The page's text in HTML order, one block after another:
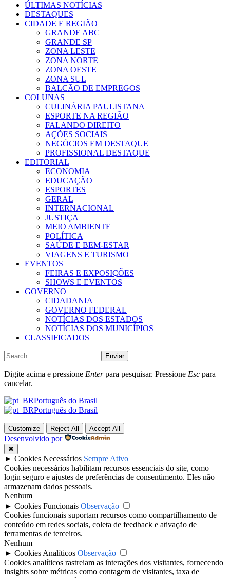
ÚLTIMAS NOTÍCIAS
DESTAQUES
CIDADE E REGIÃO
GRANDE ABC
GRANDE SP
ZONA LESTE
ZONA NORTE
ZONA OESTE
ZONA SUL
BALCÃO DE EMPREGOS
COLUNAS
CULINÁRIA PAULISTANA
ESPORTE NA REGIÃO
FALANDO DIREITO
AÇÕES SOCIAIS
NEGÓCIOS EM DESTAQUE
PROFISSIONAL DESTAQUE
EDITORIAL
ECONOMIA
EDUCAÇÃO
ESPORTES
GERAL
INTERNACIONAL
JUSTIÇA
MEIO AMBIENTE
POLÍTICA
SAÚDE E BEM-ESTAR
VIAGENS E TURISMO
EVENTOS
FEIRAS E EXPOSIÇÕES
SHOWS E EVENTOS
GOVERNO
CIDADANIA
GOVERNO FEDERAL
NOTÍCIAS DOS ESTADOS
NOTÍCIAS DOS MUNICÍPIOS
CLASSIFICADOS
Enviar
Digite acima e pressione Enterpara pesquisar. Pressione Esc para
cancelar.
Português do Brasil
Português do Brasil
Customize Reject All Accept All
Desenvolvido por
✖
► Cookies Necessários Sempre Ativo
Cookies necessários habilitam recursos essenciais do site, como
login seguro e ajustes de preferências de consentimento. Eles não
armazenam dados pessoais.
Nenhum
► Cookies Funcionais Observação
Cookies funcionais suportam recursos como compartilhamento de
conteúdo em redes sociais, coleta de feedback e ativação de
ferramentas de terceiros.
Nenhum
► Cookies Analíticos Observação
Cookies analíticos rastreiam as interações dos visitantes, fornecendo
insights sobre métricas como contagem de visitantes, taxa de